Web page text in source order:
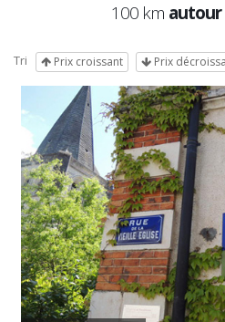
100 km autour
Tri Prix croissant Prix